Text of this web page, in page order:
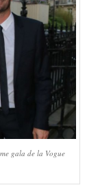
gala de la Vogue